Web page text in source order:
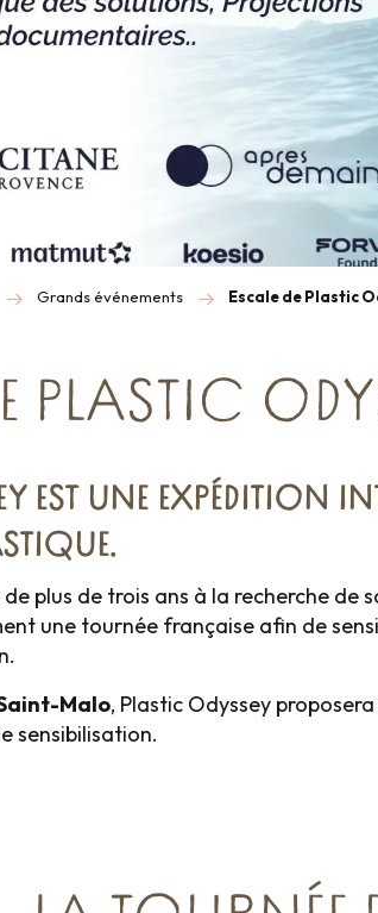
Grands événements Escale de Plastic
PLASTIC
EST UNE EXPÉDITION
plus de trois ans à la recherche de
une tournée française afin de
Malo, Plastic Odyssey
sensibilisation.